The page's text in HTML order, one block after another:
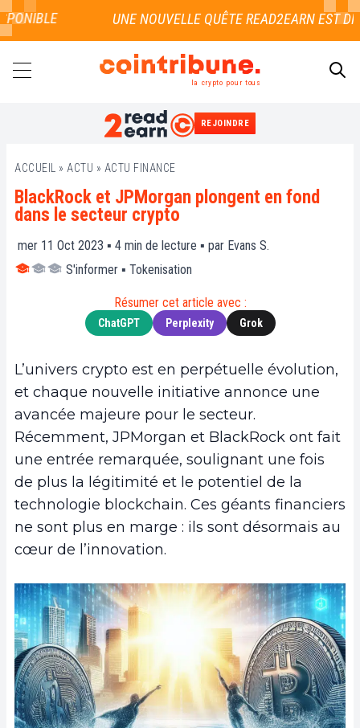
la crypto pour tous
REJOINDRE
ACCUEIL » ACTU » ACTU FINANCE
BlackRock et JPMorgan plongent en fond
dans le secteur crypto
mer 11 Oct 2023 ▪ 4 min de lecture ▪ par Evans S.
S'informer ▪ Tokenisation
Résumer cet article avec :
ChatGPT Perplexity Grok
L’univers crypto est en perpétuelle évolution,
et chaque nouvelle initiative annonce une
avancée majeure pour le secteur.
Récemment, JPMorgan et BlackRock ont fait
une entrée remarquée, soulignant une fois
de plus la légitimité et le potentiel de la
technologie blockchain. Ces géants financiers
ne sont plus en marge : ils sont désormais au
cœur de l’innovation.